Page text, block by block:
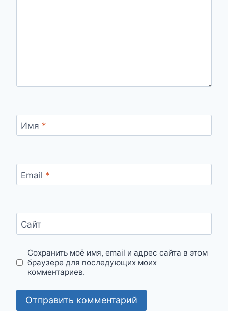
Имя *
Email *
Сайт
Сохранить моё имя, email и адрес сайта в этом
браузере для последующих моих
комментариев.